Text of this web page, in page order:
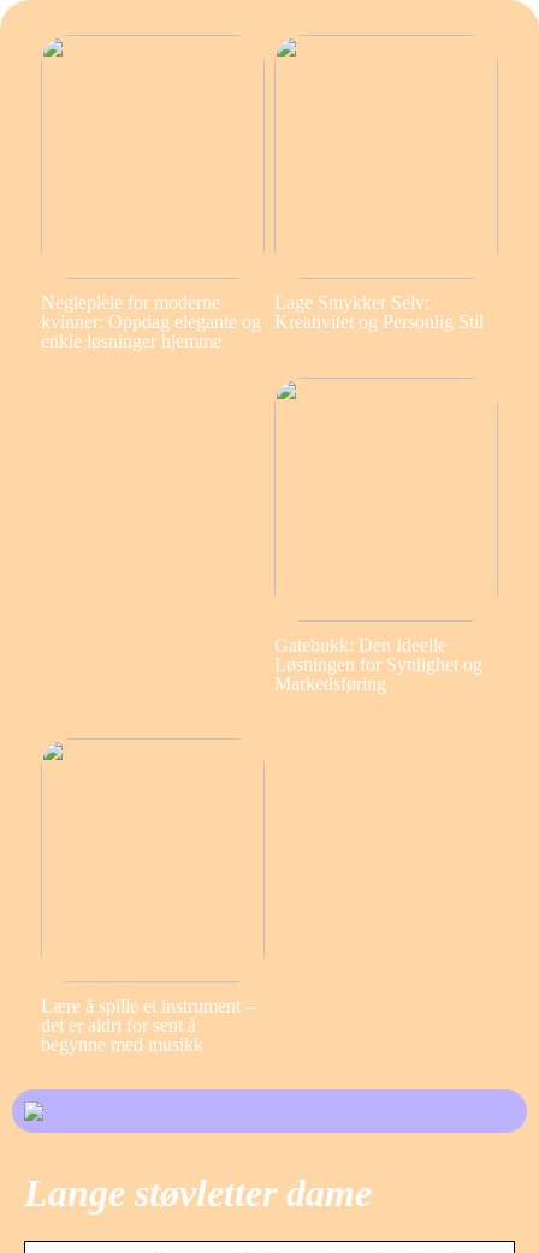
Neglepleie for moderne
kvinner: Oppdag elegante og
enkle løsninger hjemme
Lage Smykker Selv:
Kreativitet og Personlig Stil
Gatebukk: Den Ideelle
Løsningen for Synlighet og
Markedsføring
Lære å spille et instrument –
det er aldri for sent å
begynne med musikk
Lange støvletter dame